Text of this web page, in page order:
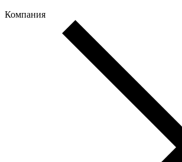
Компания